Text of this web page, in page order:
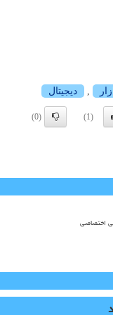
دیجیتال
(1)
(0)
اختصاصی